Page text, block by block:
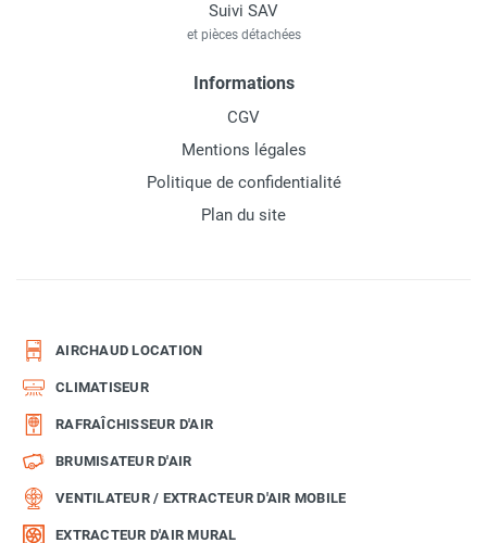
Suivi SAV
et pièces détachées
Informations
CGV
Mentions légales
Politique de confidentialité
Plan du site
AIRCHAUD LOCATION
CLIMATISEUR
RAFRAÎCHISSEUR D'AIR
BRUMISATEUR D'AIR
VENTILATEUR / EXTRACTEUR D'AIR MOBILE
EXTRACTEUR D'AIR MURAL